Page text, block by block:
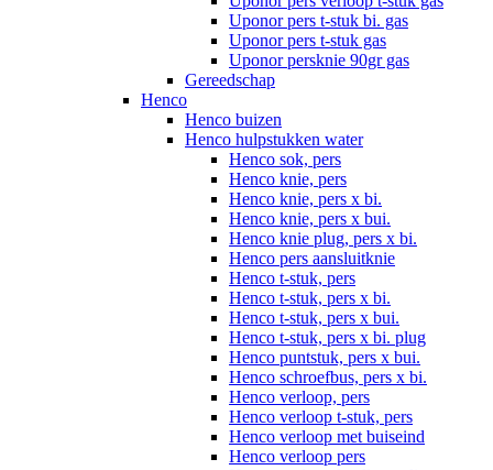
Uponor pers t-stuk bi. gas
Uponor pers t-stuk gas
Uponor persknie 90gr gas
Gereedschap
Henco
Henco buizen
Henco hulpstukken water
Henco sok, pers
Henco knie, pers
Henco knie, pers x bi.
Henco knie, pers x bui.
Henco knie plug, pers x bi.
Henco pers aansluitknie
Henco t-stuk, pers
Henco t-stuk, pers x bi.
Henco t-stuk, pers x bui.
Henco t-stuk, pers x bi. plug
Henco puntstuk, pers x bui.
Henco schroefbus, pers x bi.
Henco verloop, pers
Henco verloop t-stuk, pers
Henco verloop met buiseind
Henco verloop pers